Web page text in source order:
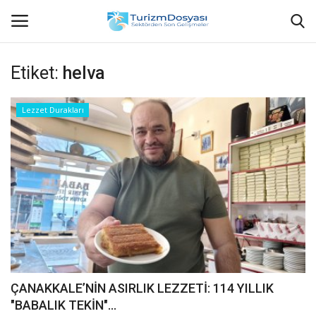
Anasayfa
Bize Ulaşın
Künye
Halil ÖNCÜ kimdir?
KVKK Aydınlatma Metni
Haberler
Görüntülü
Etiket: helva
Lezzet Durakları
ÇANAKKALE’NİN ASIRLIK LEZZETİ: 114 YILLIK
"BABALIK TEKİN"...